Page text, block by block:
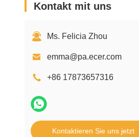
Kontakt mit uns
Ms. Felicia Zhou
emma@pa.ecer.com
+86 17873657316
Kontaktieren Sie uns jetzt